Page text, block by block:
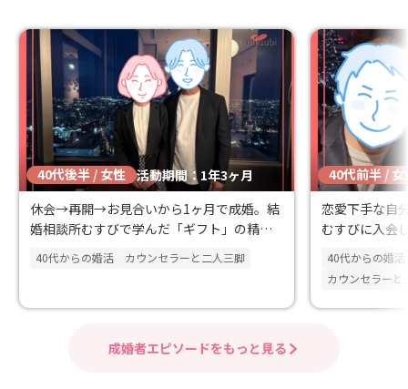
40代後半 / 女性 活動期間：1年3ヶ月
休会→再開→お見合いから1ヶ月で成婚。結
婚相談所むすびで学んだ「ギフト」の精神
で、ピン！とくる彼と出会いました！
40代からの婚活 カウンセラーと二人三脚
40代前半 / 女
恋愛下手な自
むすびに入会
えることで
40代からの婚活
カウンセラーと
成婚者エピソードをもっと見る